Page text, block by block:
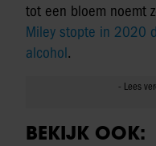
tot een bloem noemt
Miley stopte in 2020
alcohol.
BEKIJK OOK: